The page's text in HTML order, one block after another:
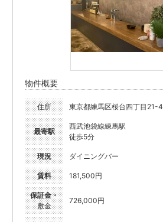
物件概要
住所 東京都練馬区桜台四丁目21-4
最寄駅
西武池袋線練馬駅
徒歩5分
現況 ダイニングバー
賃料 181,500円
保証金・
敷金
726,000円